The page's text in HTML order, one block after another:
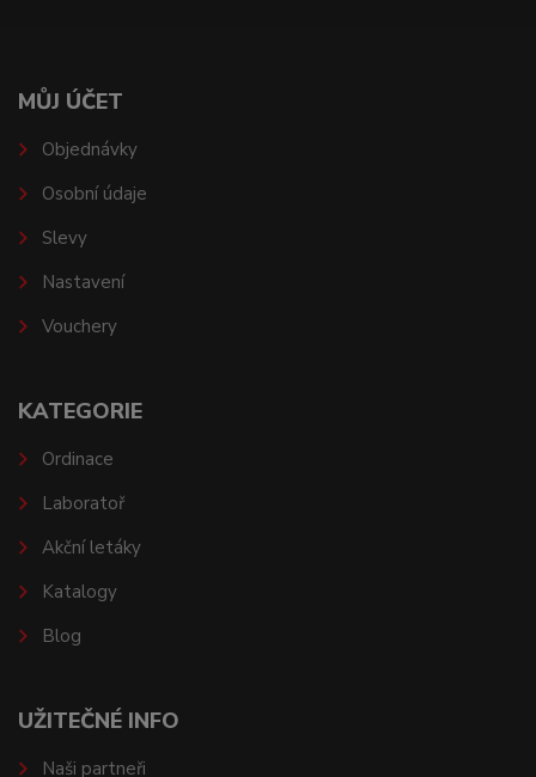
MŮJ ÚČET
Objednávky
Osobní údaje
Slevy
Nastavení
Vouchery
KATEGORIE
Ordinace
Laboratoř
Akční letáky
Katalogy
Blog
UŽITEČNÉ INFO
Naši partneři